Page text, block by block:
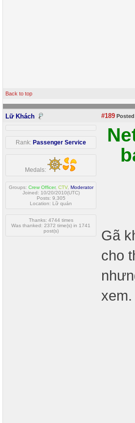
Back to top
Lữ Khách #189
Rank: Passenger Service
Medals:
Groups: Crew Officer, CTV, Moderator
Joined: 10/20/2010(UTC)
Posts: 9,305
Location: Lữ quán
Thanks: 4744 times
Was thanked: 2372 time(s) in 1741
post(s)
Gã
cho
xem.